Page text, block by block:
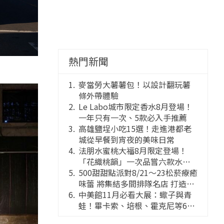
熱門新聞
麥當勞大薯薯包！以設計翻玩薯
條外帶體驗
Le Labo城市限定香水8月登場！
一年只有一次、5款必入手推薦
高雄鹽埕小吃15選！走進港都老
城從早餐到宵夜的美味日常
法朋水蜜桃大福8月限定登場！
「花織桃韻」一次品嘗六款水蜜
桃花果大福
500甜甜點派對8/21～23松菸療癒
味蕾 將集結多間排隊名店 打造靈
感創意的舞台
中美館11月必看大展：蠍子與青
蛙！畢卡索、培根、霍克尼等66